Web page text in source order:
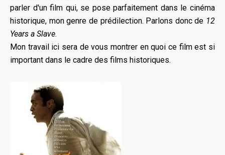
parler d'un film qui, se pose parfaitement dans le cinéma
historique, mon genre de prédilection. Parlons donc de 12
Years a Slave.
Mon travail ici sera de vous montrer en quoi ce film est si
important dans le cadre des films historiques.